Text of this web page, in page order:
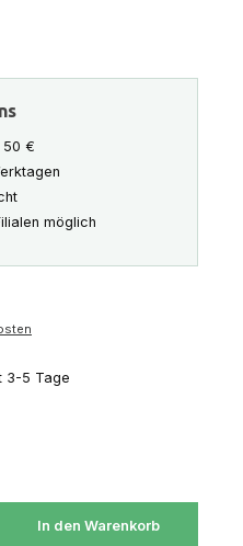
50 €
möglich
3-5 Tage
nicht verfügbar.)
In den Warenkorb